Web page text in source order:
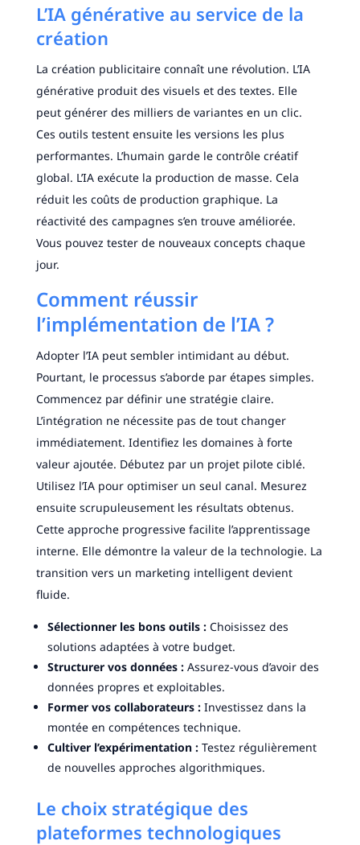
L’IA générative au service de la
création
La création publicitaire connaît une révolution. L’IA
générative produit des visuels et des textes. Elle
peut générer des milliers de variantes en un clic.
Ces outils testent ensuite les versions les plus
performantes. L’humain garde le contrôle créatif
global. L’IA exécute la production de masse. Cela
réduit les coûts de production graphique. La
réactivité des campagnes s’en trouve améliorée.
Vous pouvez tester de nouveaux concepts chaque
jour.
Comment réussir
l’implémentation de l’IA ?
Adopter l’IA peut sembler intimidant au début.
Pourtant, le processus s’aborde par étapes simples.
Commencez par définir une stratégie claire.
L’intégration ne nécessite pas de tout changer
immédiatement. Identifiez les domaines à forte
valeur ajoutée. Débutez par un projet pilote ciblé.
Utilisez l’IA pour optimiser un seul canal. Mesurez
ensuite scrupuleusement les résultats obtenus.
Cette approche progressive facilite l’apprentissage
interne. Elle démontre la valeur de la technologie. La
transition vers un marketing intelligent devient
fluide.
Sélectionner les bons outils :Choisissez des
solutions adaptées à votre budget.
Structurer vos données :Assurez-vous d’avoir des
données propres et exploitables.
Former vos collaborateurs :Investissez dans la
montée en compétences technique.
Cultiver l’expérimentation :Testez régulièrement
de nouvelles approches algorithmiques.
Le choix stratégique des
plateformes technologiques